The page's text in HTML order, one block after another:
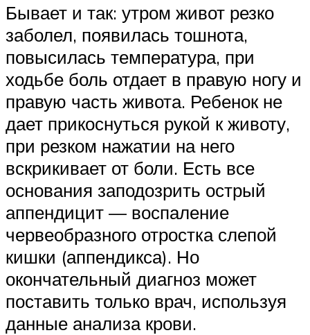
Бывает и так: утром живот резко
заболел, появилась тошнота,
повысилась температура, при
ходьбе боль отдает в правую ногу и
правую часть живота. Ребенок не
дает прикоснуться рукой к животу,
при резком нажатии на него
вскрикивает от боли. Есть все
основания заподозрить острый
аппендицит — воспаление
червеобразного отростка слепой
кишки (аппендикса). Но
окончательный диагноз может
поставить только врач, используя
данные анализа крови.